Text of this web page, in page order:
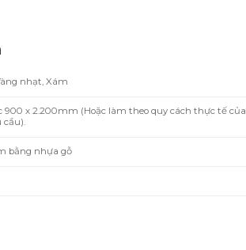
nhạt, Xám
900 x 2.200mm (Hoặc làm theo quy cách thực tế của
cầu).
bằng nhựa gỗ